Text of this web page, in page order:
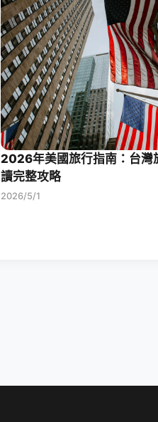
2026年美國旅行指南：台灣
讀完整攻略
2026/5/1